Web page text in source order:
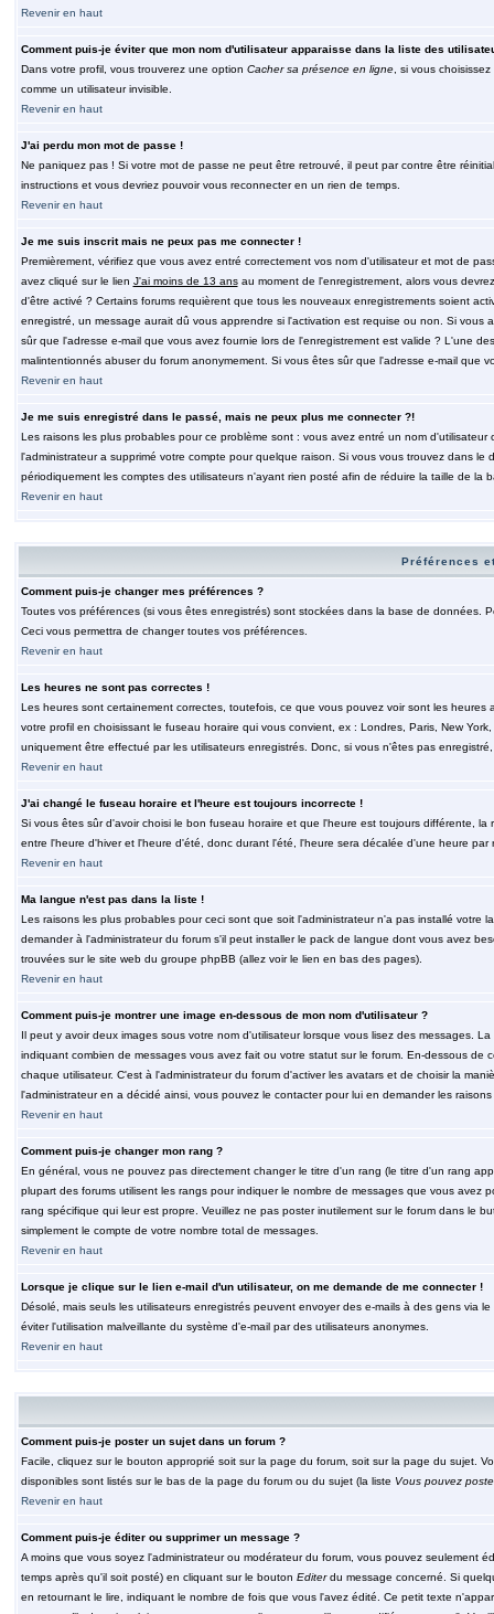
Revenir en haut
Comment puis-je éviter que mon nom d'utilisateur apparaisse dans la liste des
Dans votre profil, vous trouverez une option Cacher sa présence en ligne, si vous choisissez
comme un utilisateur invisible.
Revenir en haut
J'ai perdu mon mot de passe !
Ne paniquez pas ! Si votre mot de passe ne peut être retrouvé, il peut par contre être
instructions et vous devriez pouvoir vous reconnecter en un rien de temps.
Revenir en haut
Je me suis inscrit mais ne peux pas me connecter !
Premièrement, vérifiez que vous avez entré correctement vos nom d'utilisateur et mot de
avez cliqué sur le lien J'ai moins de 13 ansau moment de l'enregistrement, alors vous
d'être activé ? Certains forums requièrent que tous les nouveaux enregistrements soient
enregistré, un message aurait dû vous apprendre si l'activation est requise ou non. Si
sûr que l'adresse e-mail que vous avez fournie lors de l'enregistrement est valide ? L'une
malintentionnés abuser du forum anonymement. Si vous êtes sûr que l'adresse e-mail que
Revenir en haut
Je me suis enregistré dans le passé, mais ne peux plus me connecter ?!
Les raisons les plus probables pour ce problème sont : vous avez entré un nom
l'administrateur a supprimé votre compte pour quelque raison. Si vous vous trouvez dans
périodiquement les comptes des utilisateurs n'ayant rien posté afin de réduire la taille de
Revenir en haut
Préférences
Comment puis-je changer mes préférences ?
Toutes vos préférences (si vous êtes enregistrés) sont stockées dans la base de données.
Ceci vous permettra de changer toutes vos préférences.
Revenir en haut
Les heures ne sont pas correctes !
Les heures sont certainement correctes, toutefois, ce que vous pouvez voir sont les
votre profil en choisissant le fuseau horaire qui vous convient, ex : Londres, Paris, New
uniquement être effectué par les utilisateurs enregistrés. Donc, si vous n'êtes pas
Revenir en haut
J'ai changé le fuseau horaire et l'heure est toujours incorrecte !
Si vous êtes sûr d'avoir choisi le bon fuseau horaire et que l'heure est toujours différente,
entre l'heure d'hiver et l'heure d'été, donc durant l'été, l'heure sera décalée d'une heure par
Revenir en haut
Ma langue n'est pas dans la liste !
Les raisons les plus probables pour ceci sont que soit l'administrateur n'a pas installé
demander à l'administrateur du forum s'il peut installer le pack de langue dont vous avez
trouvées sur le site web du groupe phpBB (allez voir le lien en bas des pages).
Revenir en haut
Comment puis-je montrer une image en-dessous de mon nom d'utilisateur ?
Il peut y avoir deux images sous votre nom d'utilisateur lorsque vous lisez des messages.
indiquant combien de messages vous avez fait ou votre statut sur le forum. En-dessous
chaque utilisateur. C'est à l'administrateur du forum d'activer les avatars et de choisir la
l'administrateur en a décidé ainsi, vous pouvez le contacter pour lui en demander les
Revenir en haut
Comment puis-je changer mon rang ?
En général, vous ne pouvez pas directement changer le titre d'un rang (le titre d'un rang
plupart des forums utilisent les rangs pour indiquer le nombre de messages que vous avez
rang spécifique qui leur est propre. Veuillez ne pas poster inutilement sur le forum dans le
simplement le compte de votre nombre total de messages.
Revenir en haut
Lorsque je clique sur le lien e-mail d'un utilisateur, on me demande de me connecter !
Désolé, mais seuls les utilisateurs enregistrés peuvent envoyer des e-mails à des gens via
éviter l'utilisation malveillante du système d'e-mail par des utilisateurs anonymes.
Revenir en haut
Comment puis-je poster un sujet dans un forum ?
Facile, cliquez sur le bouton approprié soit sur la page du forum, soit sur la page du sujet.
disponibles sont listés sur le bas de la page du forum ou du sujet (la liste Vous pouvez
Revenir en haut
Comment puis-je éditer ou supprimer un message ?
A moins que vous soyez l'administrateur ou modérateur du forum, vous pouvez seulement
temps après qu'il soit posté) en cliquant sur le bouton Editerdu message concerné. Si
en retournant le lire, indiquant le nombre de fois que vous l'avez édité. Ce petit texte